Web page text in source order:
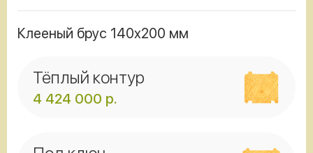
Клееный брус 140x200 мм
Тёплый контур
4 424 000 р.